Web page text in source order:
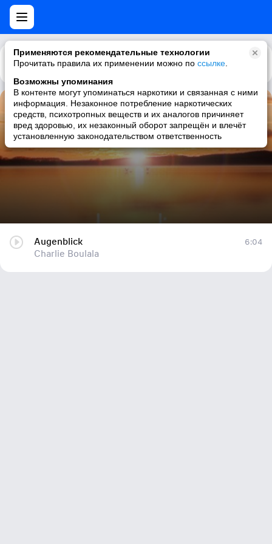
Применяются рекомендательные технологии
Прочитать правила их применении можно по ссылке
Возможны упоминания
В контенте могут упоминаться наркотики и связанная с ними
информация. Незаконное потребление наркотических
средств, психотропных веществ и их аналогов причиняет
вред здоровью, их незаконный оборот запрещён и влечёт
установленную законодательством ответственность
Каталог Рекомендации
Augenblick
Charlie Boulala
Augenblick
Charlie Boulala
6:04